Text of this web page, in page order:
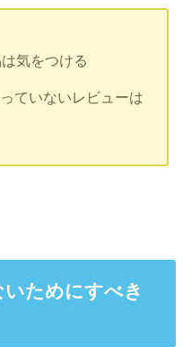
気をつける
ていないレビューは
ためにすべき